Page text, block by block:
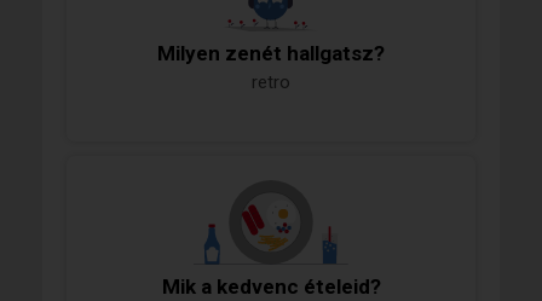
Milyen zenét hallgatsz?
retro
Mik a kedvenc ételeid?